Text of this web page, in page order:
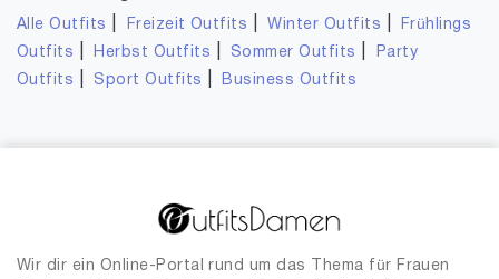
Alle Outfits Freizeit Outfits |Winter Outfits
Frühlings
Outfits
Herbst Outfits Sommer Outfits
Party
Outfits
Sport Outfits Business Outfits
Wir dir ein Online-Portal rund um das Thema für Frauen